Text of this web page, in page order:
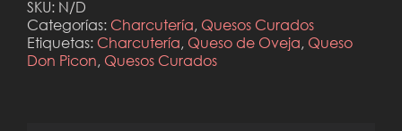
cantidad
SKU: N/D
Categorías: Charcutería, Quesos Curados
Etiquetas: Charcutería, Queso de Oveja, Queso
Don Picon, Quesos Curados